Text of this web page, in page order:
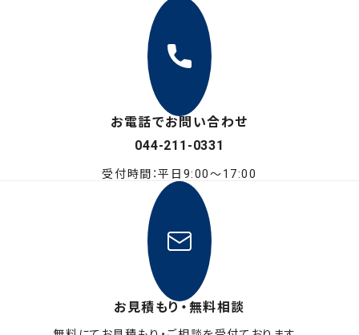
お電話でお問い合わせ
044-211-0331
受付時間：平日9:00〜17:00
お見積もり・無料相談